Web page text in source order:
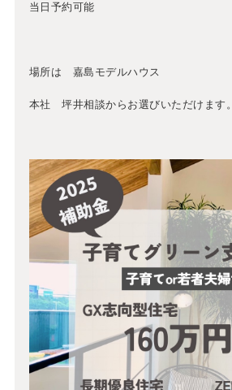
当日予約可能
場所は 嘉島モデルハウス
本社 坪井相談からお選びいただけます。